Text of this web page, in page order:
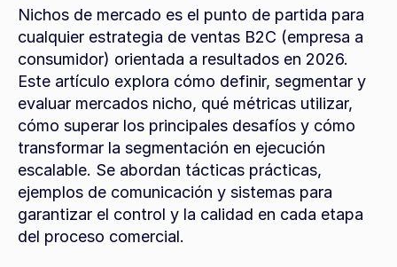
Nichos de mercado es el punto de partida para
cualquier estrategia de ventas B2C (empresa a
consumidor) orientada a resultados en 2026.
Este artículo explora cómo definir, segmentar y
evaluar mercados nicho, qué métricas utilizar,
cómo superar los principales desafíos y cómo
transformar la segmentación en ejecución
escalable. Se abordan tácticas prácticas,
ejemplos de comunicación y sistemas para
garantizar el control y la calidad en cada etapa
del proceso comercial.